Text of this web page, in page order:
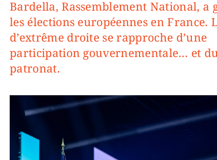
Bardella, Rassemblement National, a
les élections européennes en France.
d’extrême droite se rapproche d’une
participation gouvernementale… et
patronat.